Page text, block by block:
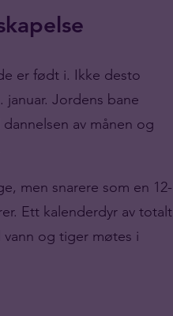
er født i. Ikke desto
Jordens bane
av månen og
men snarere som en 12-
Ett kalenderdyr av totalt
vann og tiger møtes i